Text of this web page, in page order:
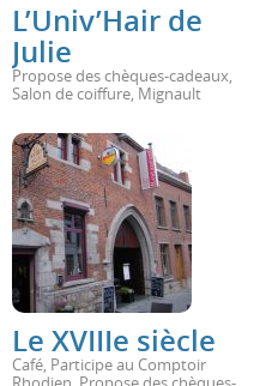
L’Univ’Hair de
Julie
Propose des chèques-cadeaux,
Salon de coiffure, Mignault
Le XVIIIe siècle
Café, Participe au Comptoir